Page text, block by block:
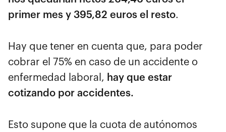
primer mes y 395,82 euros el resto.
Hay que tener en cuenta que, para poder
cobrar el 75% en caso de un accidente o
enfermedad laboral, hay que estar
cotizando por accidentes.
Esto supone que la cuota de autónomos